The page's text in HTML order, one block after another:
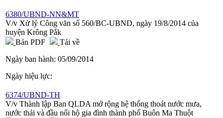
6380/UBND-NN&MT
V/v Xử lý Công văn số 560/BC-UBND, ngày 19/8/2014 của
huyện Krông Pắk
Bản PDF
Tải về
Ngày ban hành: 05/09/2014
Ngày hiệu lực:
6374/UBND-TH
V/v Thành lập Ban QLDA mở rộng hệ thống thoát nước mưa,
nước thải và đầu nối hộ gia đình thành phố Buôn Ma Thuột